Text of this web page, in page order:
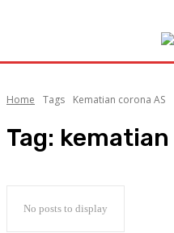
Home Tags Kematian corona AS
Tag: kematian
No posts to display